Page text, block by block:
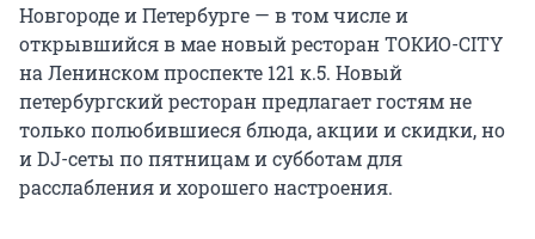
Новгороде и Петербурге — в том числе и
открывшийся в мае новый ресторан ТОКИО-CITY
на Ленинском проспекте 121 к.5. Новый
петербургский ресторан предлагает гостям не
только полюбившиеся блюда, акции и скидки, но
и DJ-сеты по пятницам и субботам для
расслабления и хорошего настроения.